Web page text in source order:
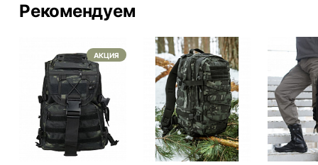
Рекомендуем
АКЦИЯ